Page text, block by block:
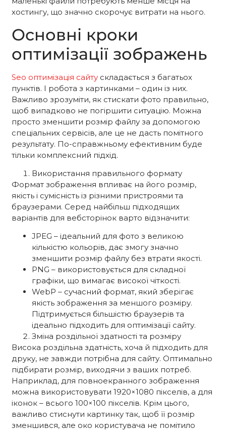
хостингу, що значно скорочує витрати на нього.
Основні кроки
оптимізації зображень
Seo оптимізація сайту складається з багатьох
пунктів. І робота з картинками – один із них.
Важливо зрозуміти, як стискати фото правильно,
щоб випадково не погіршити ситуацію. Можна
просто зменшити розмір файлу за допомогою
спеціальних сервісів, але це не дасть помітного
результату. По-справжньому ефективним буде
тільки комплексний підхід.
Використання правильного формату
Формат зображення впливає на його розмір,
якість і сумісність із різними пристроями та
браузерами. Серед найбільш підходящих
варіантів для вебсторінок варто відзначити:
JPEG – ідеальний для фото з великою
кількістю кольорів, дає змогу значно
зменшити розмір файлу без втрати якості.
PNG – використовується для складної
графіки, що вимагає високої чіткості.
WebP – сучасний формат, який зберігає
якість зображення за меншого розміру.
Підтримується більшістю браузерів та
ідеально підходить для оптимізації сайту.
Зміна роздільної здатності та розміру
Висока роздільна здатність, хоча й підходить для
друку, не завжди потрібна для сайту. Оптимально
підбирати розмір, виходячи з ваших потреб.
Наприклад, для повноекранного зображення
можна використовувати 1920×1080 пікселів, а для
іконок – всього 100×100 пікселів. Крім цього,
важливо стиснути картинку так, щоб її розмір
зменшився, але око користувача не помітило